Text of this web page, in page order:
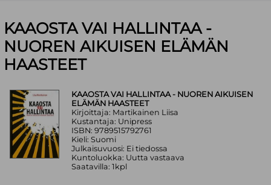
KAAOSTA VAI HALLINTAA -
NUOREN AIKUISEN ELÄMÄN
HAASTEET
KAAOSTA VAI HALLINTAA - NUOREN AIKUISEN
ELÄMÄN HAASTEET
Kirjoittaja: Martikainen Liisa
Kustantaja: Unipress
ISBN: 9789515792761
Kieli: Suomi
Julkaisuvuosi: Ei tiedossa
Kuntoluokka: Uutta vastaava
Saatavilla: 1kpl